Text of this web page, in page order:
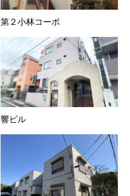
第２小林コーポ
響ビル